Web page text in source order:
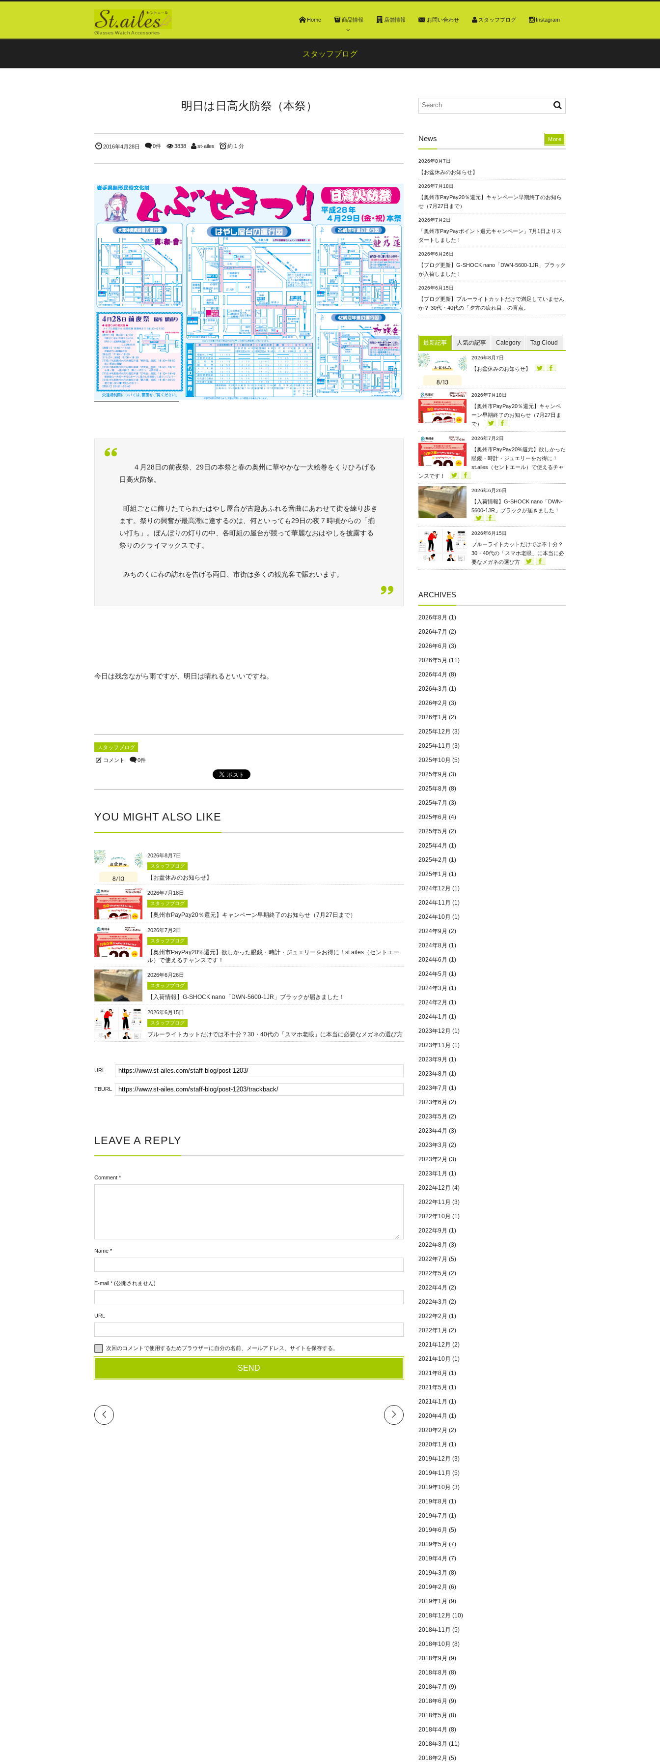
Glasses Watch Accessories
Home 商品情報 店舗情報 お問い合わせ スタッフブログ Instagram
スタッフブログ
明日は日高火防祭（本祭）
2016年4月28日 0件 3838 st-ailes 約 1 分
４月28日の前夜祭、29日の本祭と春の奥州に華やかな一大絵巻をくりひろげる
日高火防祭。
町組ごとに飾りたてられたはやし屋台が古趣あふれる音曲にあわせて街を練り歩き
ます。祭りの興奮が最高潮に達するのは、何といっても29日の夜７時頃からの「揃
い打ち」。ぼんぼりの灯りの中、各町組の屋台が競って華麗なおはやしを披露する
祭りのクライマックスです。
みちのくに春の訪れを告げる両日、市街は多くの観光客で賑わいます。
今日は残念ながら雨ですが、明日は晴れるといいですね。
スタッフブログ
コメント 0件
YOU MIGHT ALSO LIKE
2026年8月7日
スタッフブログ
【お盆休みのお知らせ】
2026年7月18日
スタッフブログ
【奥州市PayPay20％還元】キャンペーン早期終了のお知らせ（7月27日まで）
2026年7月2日
スタッフブログ
【奥州市PayPay20%還元】欲しかった眼鏡・時計・ジュエリーをお得に！st.ailes（セントエー
ル）で使えるチャンスです！
2026年6月26日
スタッフブログ
【入荷情報】G-SHOCK nano「DWN-5600-1JR」ブラックが届きました！
2026年6月15日
スタッフブログ
ブルーライトカットだけでは不十分？30・40代の「スマホ老眼」に本当に必要なメガネの選び方
URL
TBURL
LEAVE A REPLY
Comment *
Name *
E-mail * (公開されません)
URL
次回のコメントで使用するためブラウザーに自分の名前、メールアドレス、サイトを保存する。
News
2026年8月7日
【お盆休みのお知らせ】
2026年7月18日
【奥州市PayPay20％還元】キャンペーン早期終了のお知ら
せ（7月27日まで）
2026年7月2日
「奥州市PayPayポイント還元キャンペーン」7月1日よりス
タートしました！
2026年6月26日
【ブログ更新】G-SHOCK nano「DWN-5600-1JR」ブラック
が入荷しました！
2026年6月15日
【ブログ更新】ブルーライトカットだけで満足していません
か？ 30代・40代の「夕方の疲れ目」の盲点。
More
最新記事 人気の記事 Category Tag Cloud
2026年8月7日
【お盆休みのお知らせ】
2026年7月18日
【奥州市PayPay20％還元】キャンペ
ーン早期終了のお知らせ（7月27日ま
で）
2026年7月2日
【奥州市PayPay20%還元】欲しかった
眼鏡・時計・ジュエリーをお得に！
st.ailes（セントエール）で使えるチャ
ンスです！
2026年6月26日
【入荷情報】G-SHOCK nano「DWN-
5600-1JR」ブラックが届きました！
2026年6月15日
ブルーライトカットだけでは不十分？
30・40代の「スマホ老眼」に本当に必
要なメガネの選び方
ARCHIVES
2026年8月 (1)
2026年7月 (2)
2026年6月 (3)
2026年5月 (11)
2026年4月 (8)
2026年3月 (1)
2026年2月 (3)
2026年1月 (2)
2025年12月 (3)
2025年11月 (3)
2025年10月 (5)
2025年9月 (3)
2025年8月 (8)
2025年7月 (3)
2025年6月 (4)
2025年5月 (2)
2025年4月 (1)
2025年2月 (1)
2025年1月 (1)
2024年12月 (1)
2024年11月 (1)
2024年10月 (1)
2024年9月 (2)
2024年8月 (1)
2024年6月 (1)
2024年5月 (1)
2024年3月 (1)
2024年2月 (1)
2024年1月 (1)
2023年12月 (1)
2023年11月 (1)
2023年9月 (1)
2023年8月 (1)
2023年7月 (1)
2023年6月 (2)
2023年5月 (2)
2023年4月 (3)
2023年3月 (2)
2023年2月 (3)
2023年1月 (1)
2022年12月 (4)
2022年11月 (3)
2022年10月 (1)
2022年9月 (1)
2022年8月 (3)
2022年7月 (5)
2022年5月 (2)
2022年4月 (2)
2022年3月 (2)
2022年2月 (1)
2022年1月 (2)
2021年12月 (2)
2021年10月 (1)
2021年8月 (1)
2021年5月 (1)
2021年1月 (1)
2020年4月 (1)
2020年2月 (2)
2020年1月 (1)
2019年12月 (3)
2019年11月 (5)
2019年10月 (3)
2019年8月 (1)
2019年7月 (1)
2019年6月 (5)
2019年5月 (7)
2019年4月 (7)
2019年3月 (8)
2019年2月 (6)
2019年1月 (9)
2018年12月 (10)
2018年11月 (5)
2018年10月 (8)
2018年9月 (9)
2018年8月 (8)
2018年7月 (9)
2018年6月 (9)
2018年5月 (8)
2018年4月 (8)
2018年3月 (11)
2018年2月 (5)